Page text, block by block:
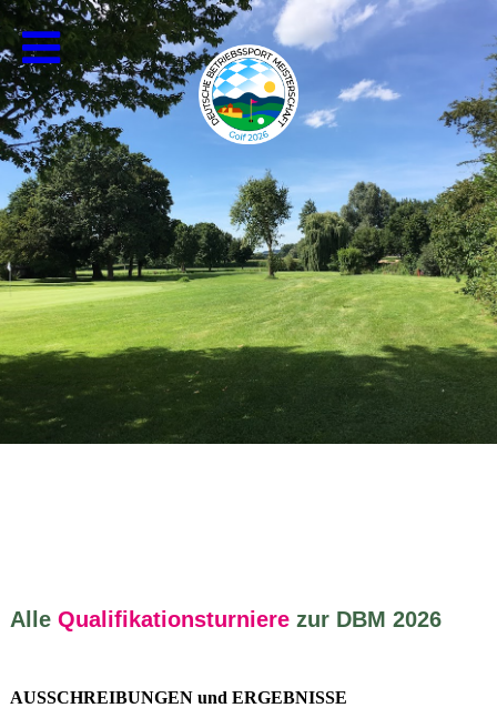
Alle Qualifikationsturnierezur DBM 2026
AUSSCHREIBUNGEN und ERGEBNISSE